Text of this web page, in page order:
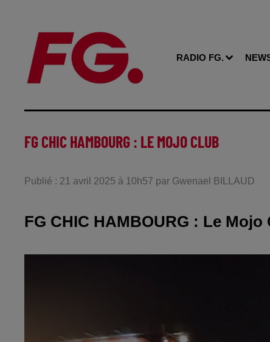
RADIO FG.
FG CHIC HAMBOURG : LE MOJO CLUB
Publié : 21 avril 2025 à 10h57 par Gwenael BILLAUD
FG CHIC HAMBOURG : Le Mojo